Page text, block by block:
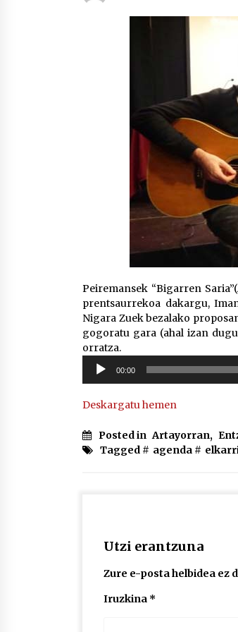
2026/07/16
POTTO: San
2026/07/09
Auritz
ikusgai
2026/07/03
Peiremansek “Bigarren
prentsaurrekoa dakargu,
Nigara Zuek bezalako
gogoratu gara (ahal izan
orratza.
Soinu
erreproduzigailua
00:00
Deskargatu hemen
Posted in Artayorran,
Tagged # agenda #
Utzi erantzuna
Zure e-posta helbidea ez
Iruzkina *